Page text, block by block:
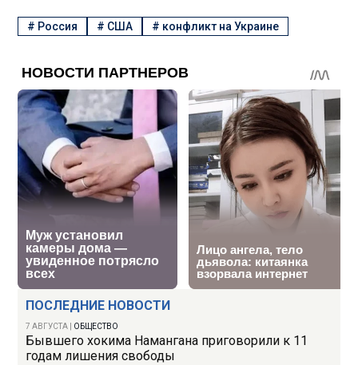
ПОСЛЕДНИЕ НОВОСТИ
7 АВГУСТА ОБЩЕСТВО
Бывшего хокима Намангана приговорили к 11
годам лишения свободы
# Россия # США # конфликт на Украине